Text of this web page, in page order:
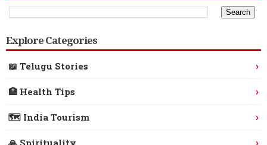
Explore Categories
📖 Telugu Stories ›
🏥 Health Tips ›
🗺️ India Tourism ›
🙏 Spirituality ›